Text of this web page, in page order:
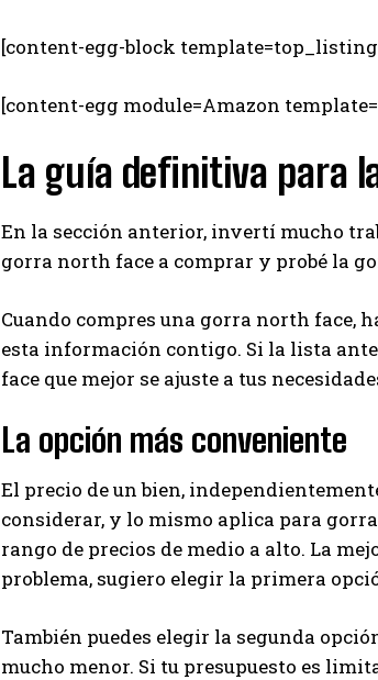
[content-egg-block
[content-egg module=Amazon
La guía definitiva para
En la sección anterior, invertí mucho
gorra north face a comprar y probé la
Cuando compres una gorra north face,
esta información contigo. Si la lista
face que mejor se ajuste a tus
La opción más conveniente
El precio de un bien,
considerar, y lo mismo aplica para
rango de precios de medio a alto. La
problema, sugiero elegir la primera
También puedes elegir la segunda
mucho menor. Si tu presupuesto es